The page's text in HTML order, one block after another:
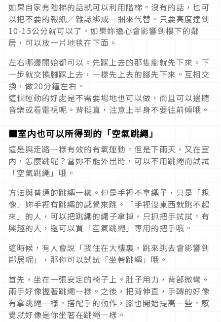
如果自家有階梯的話就可以利用階梯。沒有的話，也可
以把不要的報紙／雜誌綁成一捆來代替。只要高度達到
10-15公分就可以了。如果妳擔心會影響到樓下的鄰
居，可以放一片地毯在下面。
左右哪邊開始都可以。先踩上去的那隻腳就先下來。下
一步就交換腳踩上去，一樣先上去的腳先下來。互相交
換，做20分鐘左右。
這個運動的好處是不需要場地也可以做，而且可以邊聽
音樂或看電視呢。背挺直，注意上半身不要往前傾哦。
■室内也可以所得到的「空氣跳繩」
這是與走路一樣有效的有氧運動。但是下雨天，又在室
內，怎麼跳呢？當妳不能外出時，可以不用跳繩而試試
「空氣跳繩」哦。
方法與普通的跳繩一樣。但是手裡不拿繩子，只是「想
像」妳手裡有跳繩的感覺來跳。「手裡沒東西就跳不起
來」的人，可以把跳繩的繩子拿掉，只抓把手試試。有
興趣的人，還可以買「空氣跳繩」專用的把手哦。
這時候，有人會說「我住在大樓裏，跳來跳去會影響到
鄰居呢」，那你可以試試「坐著跳繩」哦。
首先，坐在一張安定的椅子上。肚子用力，背部微彎。
兩手好像握著跳繩一樣。之後，把背伸直，手轉的好像
有拿跳繩一樣。搭配手的動作，腳也開始提高一些。感
覺就好像是你坐著在跳繩一樣。